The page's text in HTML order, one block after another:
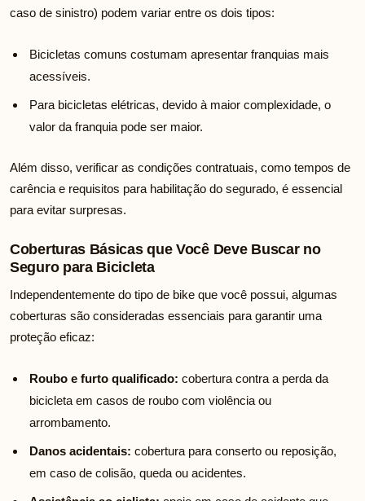
caso de sinistro) podem variar entre os dois tipos:
Bicicletas comuns costumam apresentar franquias mais
acessíveis.
Para bicicletas elétricas, devido à maior complexidade, o
valor da franquia pode ser maior.
Além disso, verificar as condições contratuais, como tempos de
carência e requisitos para habilitação do segurado, é essencial
para evitar surpresas.
Coberturas Básicas que Você Deve Buscar no
Seguro para Bicicleta
Independentemente do tipo de bike que você possui, algumas
coberturas são consideradas essenciais para garantir uma
proteção eficaz:
Roubo e furto qualificado: cobertura contra a perda da
bicicleta em casos de roubo com violência ou
arrombamento.
Danos acidentais: cobertura para conserto ou reposição,
em caso de colisão, queda ou acidentes.